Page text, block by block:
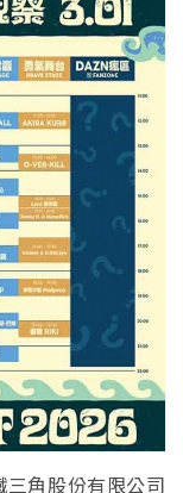
角股份有限公司